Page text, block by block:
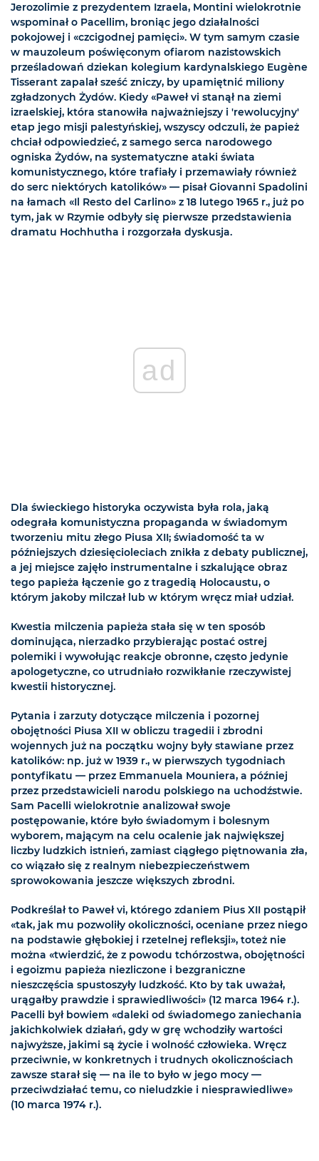
Jerozolimie z prezydentem Izraela, Montini wielokrotnie
wspominał o Pacellim, broniąc jego działalności
pokojowej i «czcigodnej pamięci». W tym samym czasie
w mauzoleum poświęconym ofiarom nazistowskich
prześladowań dziekan kolegium kardynalskiego Eugène
Tisserant zapalał sześć zniczy, by upamiętnić miliony
zgładzonych Żydów. Kiedy «Paweł vi stanął na ziemi
izraelskiej, która stanowiła najważniejszy i 'rewolucyjny'
etap jego misji palestyńskiej, wszyscy odczuli, że papież
chciał odpowiedzieć, z samego serca narodowego
ogniska Żydów, na systematyczne ataki świata
komunistycznego, które trafiały i przemawiały również
do serc niektórych katolików» — pisał Giovanni Spadolini
na łamach «Il Resto del Carlino» z 18 lutego 1965 r., już po
tym, jak w Rzymie odbyły się pierwsze przedstawienia
dramatu Hochhutha i rozgorzała dyskusja.
ad
Dla świeckiego historyka oczywista była rola, jaką
odegrała komunistyczna propaganda w świadomym
tworzeniu mitu złego Piusa XII; świadomość ta w
późniejszych dziesięcioleciach znikła z debaty publicznej,
a jej miejsce zajęło instrumentalne i szkalujące obraz
tego papieża łączenie go z tragedią Holocaustu, o
którym jakoby milczał lub w którym wręcz miał udział.
Kwestia milczenia papieża stała się w ten sposób
dominująca, nierzadko przybierając postać ostrej
polemiki i wywołując reakcje obronne, często jedynie
apologetyczne, co utrudniało rozwikłanie rzeczywistej
kwestii historycznej.
Pytania i zarzuty dotyczące milczenia i pozornej
obojętności Piusa XII w obliczu tragedii i zbrodni
wojennych już na początku wojny były stawiane przez
katolików: np. już w 1939 r., w pierwszych tygodniach
pontyfikatu — przez Emmanuela Mouniera, a później
przez przedstawicieli narodu polskiego na uchodźstwie.
Sam Pacelli wielokrotnie analizował swoje
postępowanie, które było świadomym i bolesnym
wyborem, mającym na celu ocalenie jak największej
liczby ludzkich istnień, zamiast ciągłego piętnowania zła,
co wiązało się z realnym niebezpieczeństwem
sprowokowania jeszcze większych zbrodni.
Podkreślał to Paweł vi, którego zdaniem Pius XII postąpił
«tak, jak mu pozwoliły okoliczności, oceniane przez niego
na podstawie głębokiej i rzetelnej refleksji», toteż nie
można «twierdzić, że z powodu tchórzostwa, obojętności
i egoizmu papieża niezliczone i bezgraniczne
nieszczęścia spustoszyły ludzkość. Kto by tak uważał,
urągałby prawdzie i sprawiedliwości» (12 marca 1964 r.).
Pacelli był bowiem «daleki od świadomego zaniechania
jakichkolwiek działań, gdy w grę wchodziły wartości
najwyższe, jakimi są życie i wolność człowieka. Wręcz
przeciwnie, w konkretnych i trudnych okolicznościach
zawsze starał się — na ile to było w jego mocy —
przeciwdziałać temu, co nieludzkie i niesprawiedliwe»
(10 marca 1974 r.).